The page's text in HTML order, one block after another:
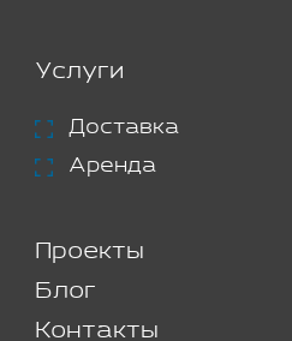
Услуги
Доставка
Аренда
Проекты
Блог
Контакты